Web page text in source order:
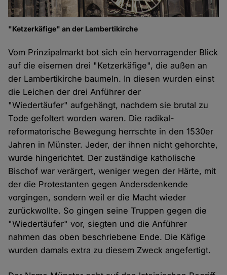
"Ketzerkäfige" an der Lambertikirche
Vom Prinzipalmarkt bot sich ein hervorragender Blick
auf die eisernen drei "Ketzerkäfige", die außen an
der Lambertikirche baumeln. In diesen wurden einst
die Leichen der drei Anführer der
"Wiedertäufer" aufgehängt, nachdem sie brutal zu
Tode gefoltert worden waren. Die radikal-
reformatorische Bewegung herrschte in den 1530er
Jahren in Münster. Jeder, der ihnen nicht gehorchte,
wurde hingerichtet. Der zuständige katholische
Bischof war verärgert, weniger wegen der Härte, mit
der die Protestanten gegen Andersdenkende
vorgingen, sondern weil er die Macht wieder
zurückwollte. So gingen seine Truppen gegen die
"Wiedertäufer" vor, siegten und die Anführer
nahmen das oben beschriebene Ende. Die Käfige
wurden damals extra zu diesem Zweck angefertigt.